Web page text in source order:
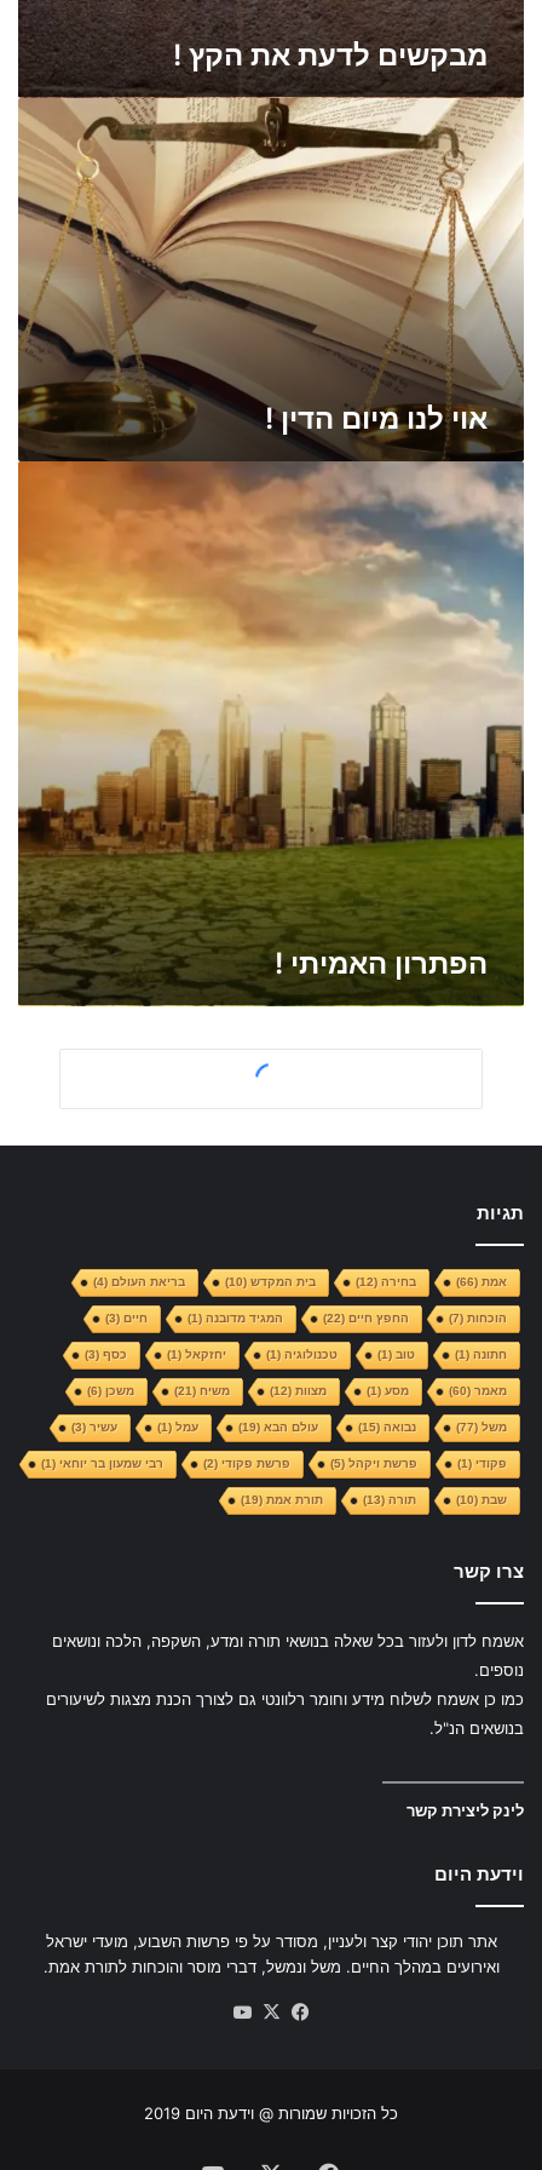
מבקשים לדעת את הקץ !
א
י
ה
ד
י
ן
!
אוי לנו מיום הדין !
פ
ת
ר
מ
ת
!
הפתרון האמיתי !
תגיות
אמת(66) בחירה(12) בית המקדש(10) בריאת העולם(4)
הוכחות(7) החפץ חיים(22) המגיד מדובנה(1) חיים(3)
חתונה(1) טוב(1) טכנולוגיה(1) יחזקאל(1) כסף(3)
מאמר(60) מסע(1) מצוות(12) משיח(21) משכן(6)
משל(77) נבואה(15) עולם הבא(19) עמל(1) עשיר(3)
פקודי (1) פרשת ויקהל(5) פרשת פקודי (2) רבי שמעון בר יוחאי (1)
שבת(10) תורה(13) תורת אמת(19)
צרו קשר
אשמח לדון ולעזור בכל שאלה בנושאי תורה ומדע, השקפה, הלכה ונושאים
נוספים.
כמו כן אשמח לשלוח מידע וחומר רלוונטי גם לצורך הכנת מצגות לשיעורים
בנושאים הנ"ל.
—————————
לינק ליצירת קשר
וידעת היום
אתר תוכן יהודי קצר ולעניין, מסודר על פי פרשות השבוע, מועדי ישראל
ואירועים במהלך החיים. משל ונמשל, דברי מוסר והוכחות לתורת אמת.
Facebook
X
כל הזכויות שמורות @ וידעת היום 2019